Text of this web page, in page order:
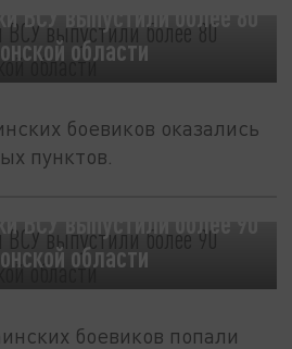
ВСУ выпустили более 80
области
боевиков оказались
пунктов.
ВСУ выпустили более 90
области
боевиков попали